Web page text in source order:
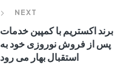
NEXT
برند اکستریم با کمپین خدمات
پس از فروش نوروزی خود به
استقبال بهار می رود